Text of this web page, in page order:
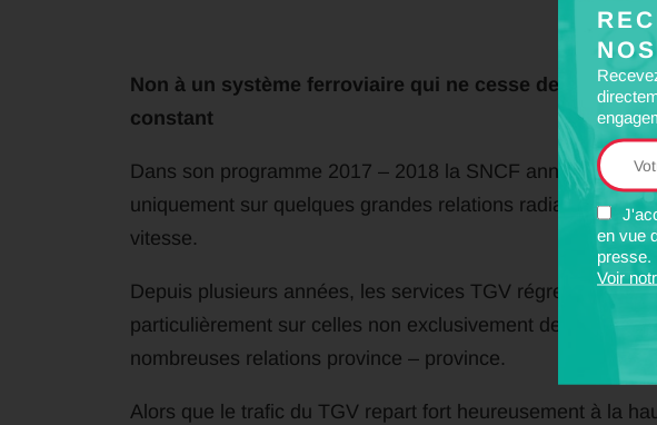
en vue
presse.
Voir
Non à un système ferroviaire qui ne cesse de
constant
Dans son programme 2017 – 2018 la SNCF annonce la
uniquement sur quelques grandes relations radiales
vitesse.
Depuis plusieurs années, les services TGV régressent sur
particulièrement sur celles non exclusivement desservies
nombreuses relations province – province.
Alors que le trafic du TGV repart fort heureusement à la